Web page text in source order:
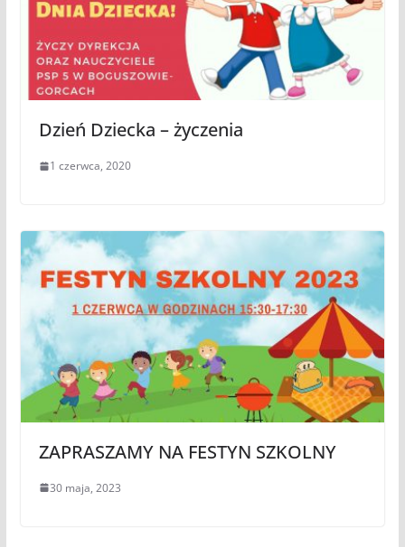
Dzień Dziecka – życzenia
1 czerwca, 2020
ZAPRASZAMY NA FESTYN SZKOLNY
30 maja, 2023